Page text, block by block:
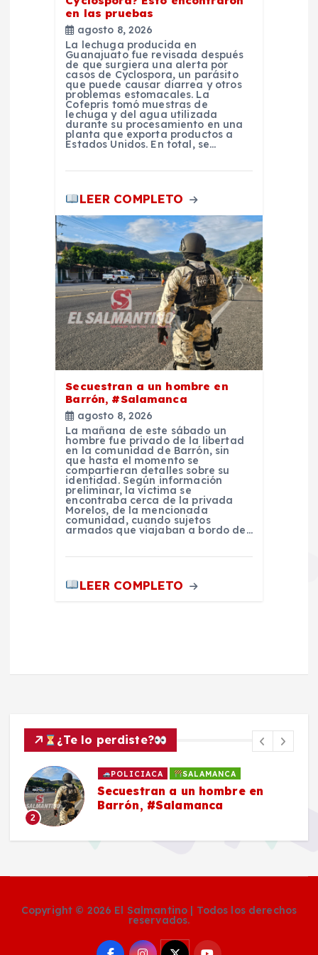
en las pruebas
agosto 8, 2026
La lechuga producida en
Guanajuato fue revisada después
de que surgiera una alerta por
casos de Cyclospora, un parásito
que puede causar diarrea y otros
problemas estomacales. La
Cofepris tomó muestras de
lechuga y del agua utilizada
durante su procesamiento en una
planta que exporta productos a
Estados Unidos. En total, se…
LEER COMPLETO
Secuestran a un hombre en
Barrón, #Salamanca
agosto 8, 2026
La mañana de este sábado un
hombre fue privado de la libertad
en la comunidad de Barrón, sin
que hasta el momento se
compartieran detalles sobre su
identidad. Según información
preliminar, la víctima se
encontraba cerca de la privada
Morelos, de la mencionada
comunidad, cuando sujetos
armados que viajaban a bordo de…
LEER COMPLETO
¿Te lo perdiste?
2
POLICIACA SALAMANCA
Secuestran a un hombre en
Barrón, #Salamanca
Copyright © 2026 El Salmantino | Todos los derechos
reservados.